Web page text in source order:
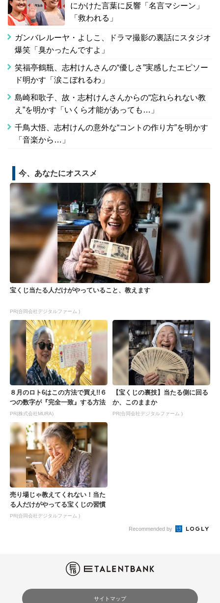
にかけた言葉に反響「名言マシーン」
「救われる」
ガンバレルーヤ・よしこ、ドラマ撮影の裏話にスタジオ
爆笑「臭かったんですよ」
笑福亭鶴瓶、志村けんさんの“優しさ”実感したエピソー
ド明かす「涙こぼれるわ」
島崎和歌子、故・志村けんさんからの“忘れられない教
え”を明かす「いくら才能があっても…」
千鳥大悟、志村けんの意外な“コントの作り方”を明かす
「音楽から…」
今、あなたにオススメ
宝くじ当たる人だけがやっていること、教えます
PR(合同会社デジタルファーム )
８月のロト6はこの方法で買え!!６
つの数字が『完全一致』する方法
PR(株式会社MURA)
【宝くじの裏技】当たる側に回る
か、このままか
PR(合同会社デジタルファーム )
売り場じゃ教えてくれない！当た
る人だけがやってる宝くじの習慣
PR(合同会社デジタルファーム )
Recommended by
サイトマップ